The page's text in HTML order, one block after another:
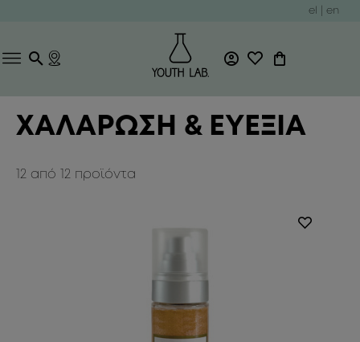
el en
ΧΑΛΑΡΩΣΗ & ΕΥΕΞΙΑ
12 από 12 προϊόντα